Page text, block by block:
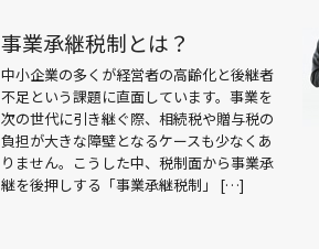
事業承継税制とは？
中小企業の多くが経営者の高齢化と後継者
不足という課題に直面しています。事業を
次の世代に引き継ぐ際、相続税や贈与税の
負担が大きな障壁となるケースも少なくあ
りません。こうした中、税制面から事業承
継を後押しする「事業承継税制」 […]